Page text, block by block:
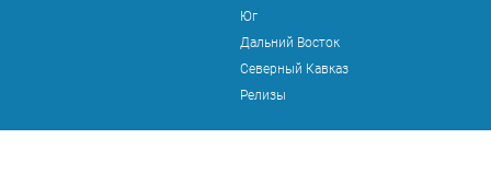
Юг
Дальний Восток
Северный Кавказ
Релизы